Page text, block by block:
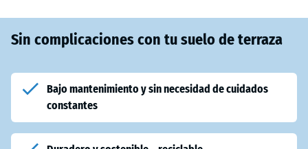
Sin complicaciones con tu suelo de terraza
Bajo mantenimiento y sin necesidad de cuidados
constantes